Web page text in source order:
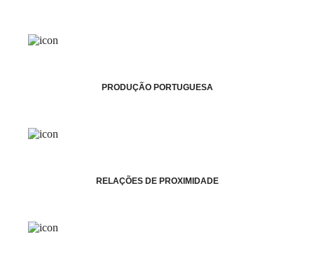
PRODUÇÃO PORTUGUESA
RELAÇÕES DE PROXIMIDADE